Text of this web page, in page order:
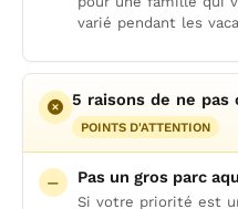
varié pendant les
5 raisons de ne pas
POINTS D'ATTENTION
Pas un gros parc
Si votre priorité est